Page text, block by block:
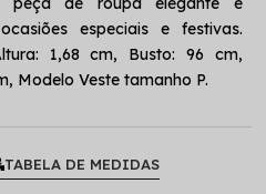
especiais e festivas.
1,68 cm, Busto: 96 cm,
Modelo Veste tamanho P.
TABELA DE MEDIDAS